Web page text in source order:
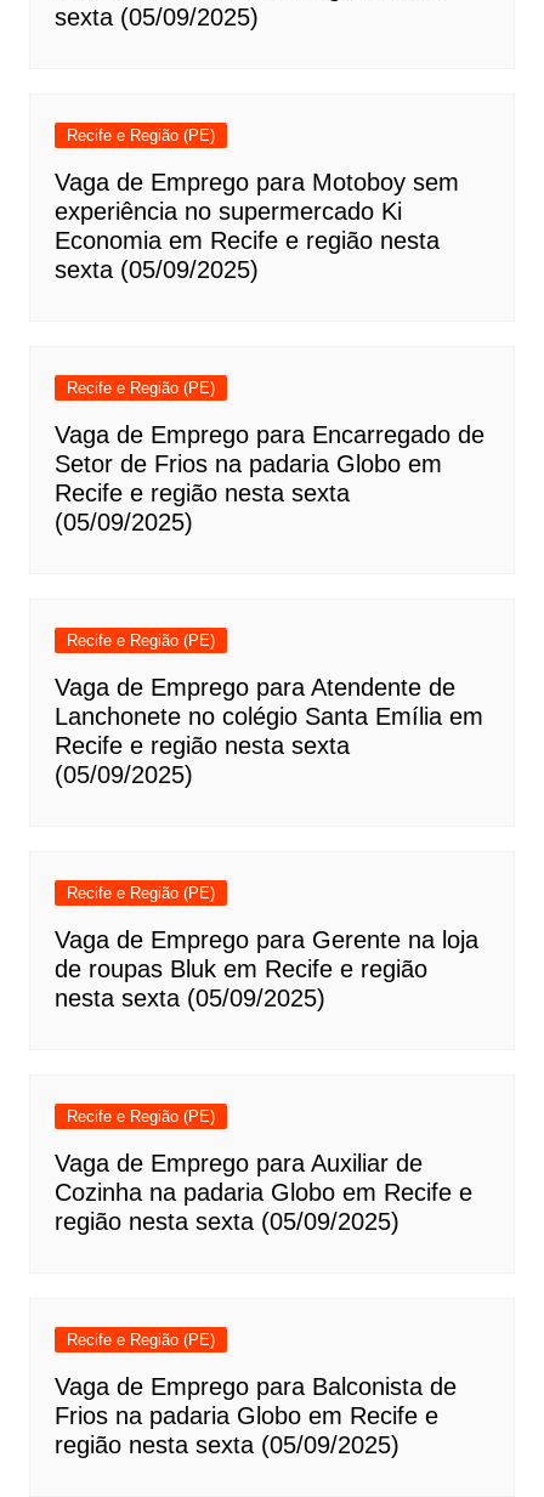
sexta (05/09/2025)
Recife e Região (PE)
Vaga de Emprego para Motoboy sem
experiência no supermercado Ki
Economia em Recife e região nesta
sexta (05/09/2025)
Recife e Região (PE)
Vaga de Emprego para Encarregado de
Setor de Frios na padaria Globo em
Recife e região nesta sexta
(05/09/2025)
Recife e Região (PE)
Vaga de Emprego para Atendente de
Lanchonete no colégio Santa Emília em
Recife e região nesta sexta
(05/09/2025)
Recife e Região (PE)
Vaga de Emprego para Gerente na loja
de roupas Bluk em Recife e região
nesta sexta (05/09/2025)
Recife e Região (PE)
Vaga de Emprego para Auxiliar de
Cozinha na padaria Globo em Recife e
região nesta sexta (05/09/2025)
Recife e Região (PE)
Vaga de Emprego para Balconista de
Frios na padaria Globo em Recife e
região nesta sexta (05/09/2025)